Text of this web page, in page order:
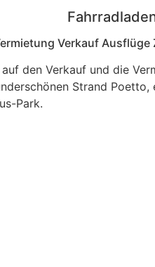
Verkauf Ausflüge
den Verkauf und die
Strand
Park.